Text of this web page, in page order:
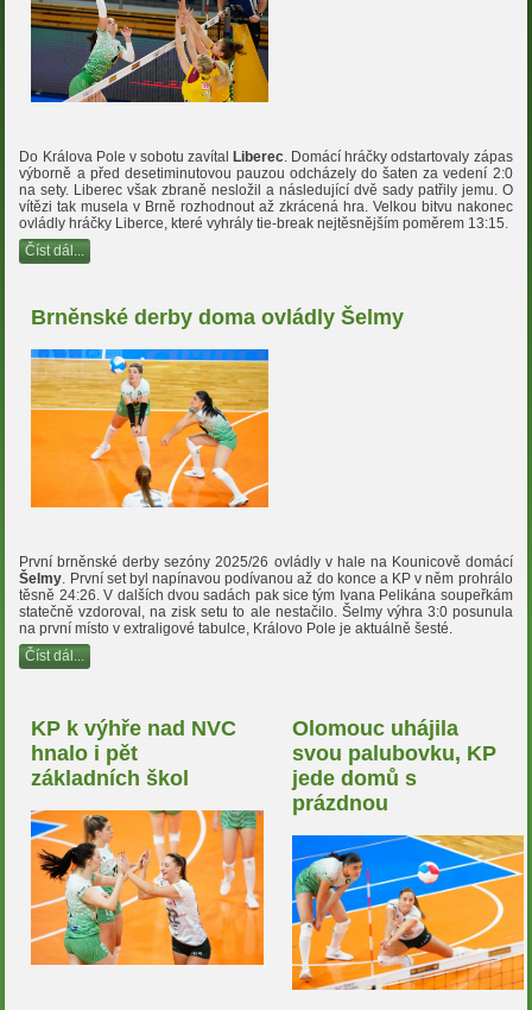
Do Králova Pole v sobotu zavítalLiberec . Domácí hráčky odstartovaly zápas
výborně a před desetiminutovou pauzou odcházely do šaten za vedení 2:0
na sety. Liberec však zbraně nesložil a následující dvě sady patřily jemu. O
vítězi tak musela v Brně rozhodnout až zkrácená hra. Velkou bitvu nakonec
ovládly hráčky Liberce, které vyhrály tie-break nejtěsnějším poměrem 13:15.
Číst dál...
Brněnské derby doma ovládly Šelmy
První brněnské derby sezóny 2025/26 ovládly v hale na Kounicově domácí
Šelmy. První set byl napínavou podívanou až do konce a KP v něm prohrálo
těsně 24:26. V dalších dvou sadách pak sice tým Ivana Pelikána soupeřkám
statečně vzdoroval, na zisk setu to ale nestačilo. Šelmy výhra 3:0 posunula
na první místo v extraligové tabulce, Královo Pole je aktuálně šesté.
Číst dál...
KP k výhře nad NVC
hnalo i pět
základních škol
Olomouc uhájila
svou palubovku, KP
jede domů s
prázdnou